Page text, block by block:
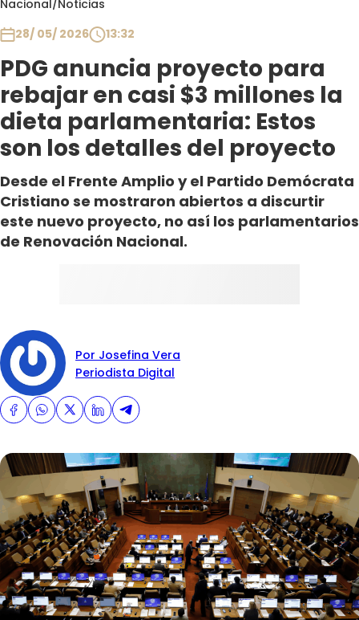
Nacional/Noticias
28/ 05/ 2026
13:32
PDG anuncia proyecto para
rebajar en casi $3 millones la
dieta parlamentaria: Estos
son los detalles del proyecto
Desde el Frente Amplio y el Partido Demócrata
Cristiano se mostraron abiertos a discurtir
este nuevo proyecto, no así los parlamentarios
de Renovación Nacional.
Por Josefina Vera
Periodista Digital
Club De La Comedia
Contigo en Directo
Plan Perfecto
El Tiempo
Sabingo
Todos Los Programas